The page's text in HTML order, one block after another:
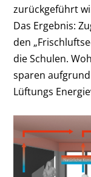
zurückgeführt
Das Ergebnis:
den
die Schulen.
sparen
Lüftungs